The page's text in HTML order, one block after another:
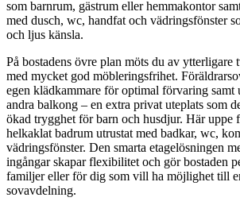
som barnrum, gästrum eller hemmakontor
med dusch, wc, handfat och vädringsfönster
och ljus känsla.
På bostadens övre plan möts du av ytterligare
med mycket god möbleringsfrihet.
egen klädkammare för optimal förvaring samt
andra balkong – en extra privat uteplats som
ökad trygghet för barn och husdjur. Här uppe
helkaklat badrum utrustat med badkar, wc,
vädringsfönster. Den smarta etagelösningen
ingångar skapar flexibilitet och gör bostaden
familjer eller för dig som vill ha möjlighet till
sovavdelning.